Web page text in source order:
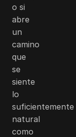
o si
abre
un
camino
que
se
siente
lo
suficientemente
natural
como